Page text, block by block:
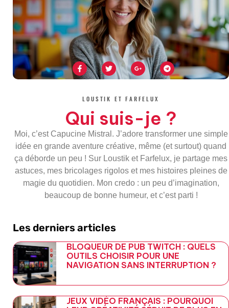
F
a
c
e
o
-
f
T
w
i
t
r
G
o
o
g
-
u
-
g
T
e
l
e
LOUSTIK ET FARFELUX
Qui suis-je ?
Moi, c’est Capucine Mistral. J’adore transformer une simple
idée en grande aventure créative, même (et surtout) quand
ça déborde un peu ! Sur Loustik et Farfelux, je partage mes
astuces, mes bricolages rigolos et mes histoires pleines de
magie du quotidien. Mon credo : un peu d’imagination,
beaucoup de bonne humeur, et c’est parti !
Les derniers articles
BLOQUEUR DE PUB TWITCH : QUELS
OUTILS CHOISIR POUR UNE
NAVIGATION SANS INTERRUPTION ?
JEUX VIDÉO FRANÇAIS : POURQUOI